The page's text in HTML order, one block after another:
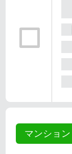
マンション